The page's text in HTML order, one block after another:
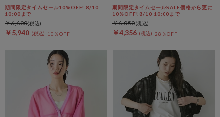
Ｇリボンキャミビスチェ
期間限定タイムセール10%OFF! 8/10
10:00まで
￥5,940 10％OFF
￥6,600
プラムブラウス
期間限定タイムセールSALE価格から更に
10%OFF! 8/10 10:00まで
￥4,356 28％OFF
￥6,050